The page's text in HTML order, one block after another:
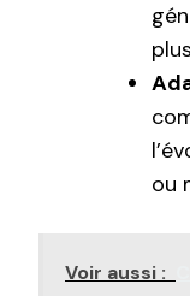
ou
Voir aussi :